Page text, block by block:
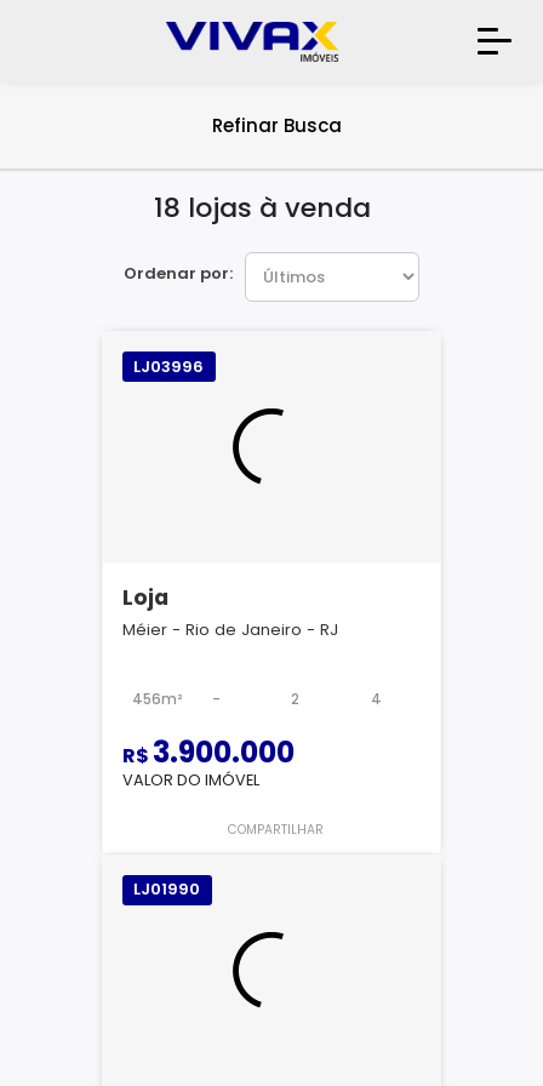
Refinar Busca
18 lojas à venda
Ordenar por:
LJ03996
Loja
Méier - Rio de Janeiro - RJ
456m² - 2 4
R$ 3.900.000
VALOR DO IMÓVEL
COMPARTILHAR
LJ01990